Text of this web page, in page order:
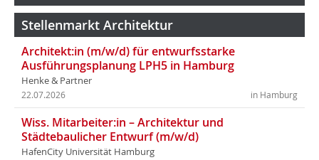
Stellenmarkt Architektur
Architekt:in (m/w/d) für entwurfsstarke
Ausführungsplanung LPH5 in Hamburg
Henke & Partner
in Hamburg
22.07.2026
Wiss. Mitarbeiter:in – Architektur und
Städtebaulicher Entwurf (m/w/d)
HafenCity Universität Hamburg